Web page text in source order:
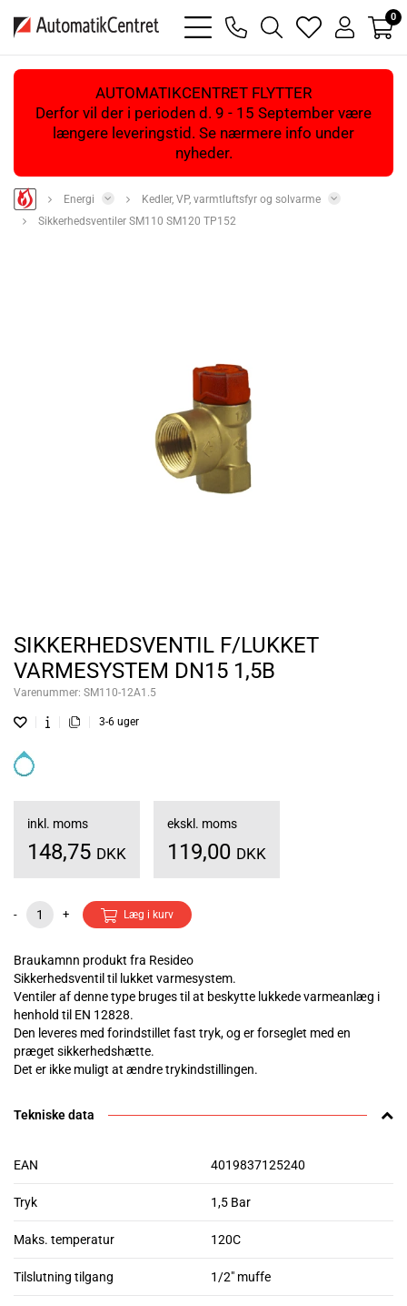
bars
light
phone
magnifying
glass
heart
light
user
light
0
AUTOMATIKCENTRET FLYTTER
Derfor vil der i perioden d. 9 - 15 September være
længere leveringstid. Se nærmere info under
nyheder.
Energi
Kedler, VP, varmtluftsfyr og solvarme
Sikkerhedsventiler SM110 SM120 TP152
SIKKERHEDSVENTIL F/LUKKET
VARMESYSTEM DN15 1,5B
Varenummer: SM110-12A1.5
3-6 uger
inkl. moms
148,75 DKK
ekskl. moms
119,00 DKK
- + Læg i kurv
Braukamnn produkt fra Resideo
Sikkerhedsventil til lukket varmesystem.
Ventiler af denne type bruges til at beskytte lukkede varmeanlæg i
henhold til EN 12828.
Den leveres med forindstillet fast tryk, og er forseglet med en
præget sikkerhedshætte.
Det er ikke muligt at ændre trykindstillingen.
Tekniske data
EAN 4019837125240
Tryk 1,5 Bar
Maks. temperatur 120C
Tilslutning tilgang 1/2" muffe